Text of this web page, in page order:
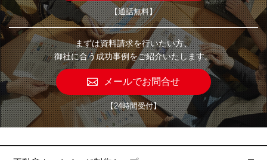
【通話無料】
まずは資料請求を行いたい方、
御社に合う成功事例をご紹介いたします。
メールでお問合せ
【24時間受付】